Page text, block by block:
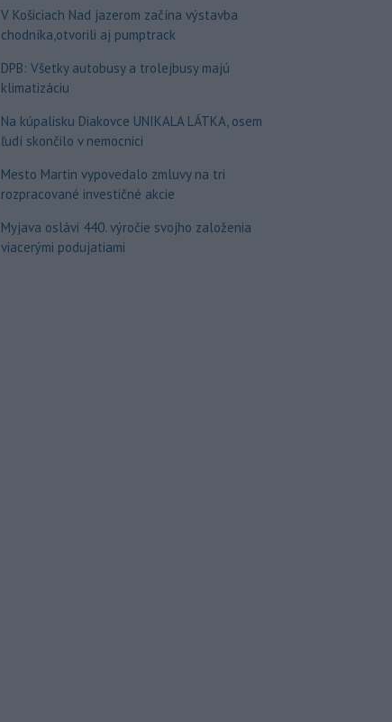
V Košiciach Nad jazerom začína výstavba
chodníka,otvorili aj pumptrack
DPB: Všetky autobusy a trolejbusy majú
klimatizáciu
Na kúpalisku Diakovce UNIKALA LÁTKA, osem
ľudí skončilo v nemocnici
Mesto Martin vypovedalo zmluvy na tri
rozpracované investičné akcie
Myjava oslávi 440. výročie svojho založenia
viacerými podujatiami